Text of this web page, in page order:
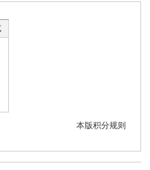
本版积分规则